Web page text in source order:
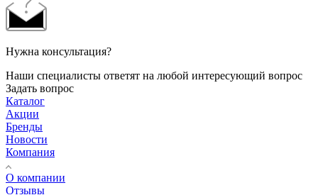
Нужна консультация?
Наши специалисты ответят на любой интересующий вопрос
Задать вопрос
Каталог
Акции
Бренды
Новости
Компания
О компании
Отзывы